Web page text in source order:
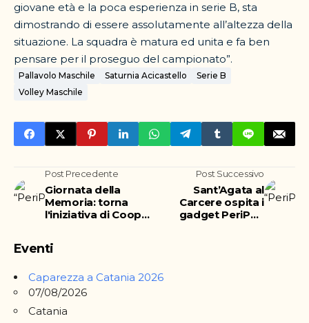
giovane età e la poca esperienza in serie B, sta
dimostrando di essere assolutamente all’altezza della
situazione. La squadra è matura ed unita e fa ben
pensare per il proseguo del campionato”.
Pallavolo Maschile Saturnia Acicastello
Serie B
Volley Maschile
Post Precedente
Giornata della
Memoria: torna
l'iniziativa di Coop
Post Successivo
Sant’Agata al
Carcere ospita i
gadget PeriPeri
Eventi
Caparezza a Catania 2026
07/08/2026
Catania